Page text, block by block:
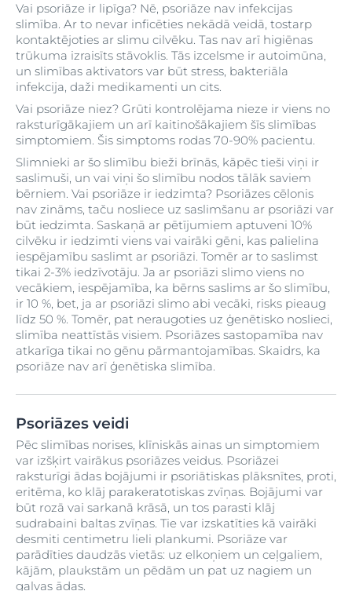
Vai psoriāze ir lipīga? Nē, psoriāze nav infekcijas
slimība. Ar to nevar inficēties nekādā veidā, tostarp
kontaktējoties ar slimu cilvēku. Tas nav arī higiēnas
trūkuma izraisīts stāvoklis. Tās izcelsme ir autoimūna,
un slimības aktivators var būt stress, bakteriāla
infekcija, daži medikamenti un cits.
Vai psoriāze niez? Grūti kontrolējama nieze ir viens no
raksturīgākajiem un arī kaitinošākajiem šīs slimības
simptomiem. Šis simptoms rodas 70-90% pacientu.
Slimnieki ar šo slimību bieži brīnās, kāpēc tieši viņi ir
saslimuši, un vai viņi šo slimību nodos tālāk saviem
bērniem. Vai psoriāze ir iedzimta? Psoriāzes cēlonis
nav zināms, taču nosliece uz saslimšanu ar psoriāzi var
būt iedzimta. Saskaņā ar pētījumiem aptuveni 10%
cilvēku ir iedzimti viens vai vairāki gēni, kas palielina
iespējamību saslimt ar psoriāzi. Tomēr ar to saslimst
tikai 2-3% iedzīvotāju. Ja ar psoriāzi slimo viens no
vecākiem, iespējamība, ka bērns saslims ar šo slimību,
ir 10 %, bet, ja ar psoriāzi slimo abi vecāki, risks pieaug
līdz 50 %. Tomēr, pat neraugoties uz ģenētisko noslieci,
slimība neattīstās visiem. Psoriāzes sastopamība nav
atkarīga tikai no gēnu pārmantojamības. Skaidrs, ka
psoriāze nav arī ģenētiska slimība.
Psoriāzes veidi
Pēc slimības norises, klīniskās ainas un simptomiem
var izšķirt vairākus psoriāzes veidus. Psoriāzei
raksturīgi ādas bojājumi ir psoriātiskas plāksnītes, proti,
eritēma, ko klāj parakeratotiskas zvīņas. Bojājumi var
būt rozā vai sarkanā krāsā, un tos parasti klāj
sudrabaini baltas zvīņas. Tie var izskatīties kā vairāki
desmiti centimetru lieli plankumi. Psoriāze var
parādīties daudzās vietās: uz elkoņiem un ceļgaliem,
kājām, plaukstām un pēdām un pat uz nagiem un
galvas ādas.